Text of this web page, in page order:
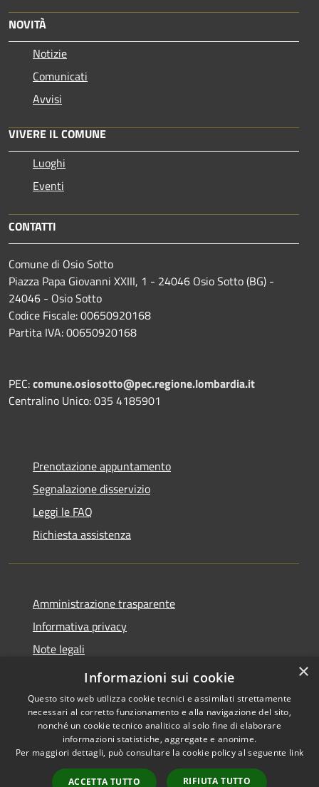
NOVITÀ
Notizie
Comunicati
Avvisi
VIVERE IL COMUNE
Luoghi
Eventi
CONTATTI
Comune di Osio Sotto
Piazza Papa Giovanni XXIII, 1 - 24046 Osio Sotto (BG) -
24046 - Osio Sotto
Codice Fiscale: 00650920168
Partita IVA: 00650920168
PEC:comune.osiosotto@pec.regione.lombardia.it
Centralino Unico: 035 4185901
Prenotazione appuntamento
Segnalazione disservizio
Leggi le FAQ
Richiesta assistenza
Amministrazione trasparente
Informativa privacy
Note legali
Dichiarazione di accessibilità 2025
Accessibilità
Copyright © 2026 • Comune di
Osio Sotto • Powered by
Municipium•
Accesso
×
Informazioni sui cookie
Questo sito web utilizza cookie tecnici e assimilati strettamente
necessari al corretto funzionamento e alla navigazione del sito,
nonché un cookie tecnico analitico al solo fine di elaborare
informazioni statistiche, aggregate e anonime.
Per maggiori dettagli, può consultare la cookie policy al seguente link
ACCETTA TUTTO RIFIUTA TUTTO